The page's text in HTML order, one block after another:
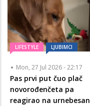
LIFESTYLE LJUBIMCI
Mon, 27 Jul 2026 - 22:17
Pas prvi put čuo plač
novorođenčeta pa
reagirao na urnebesan